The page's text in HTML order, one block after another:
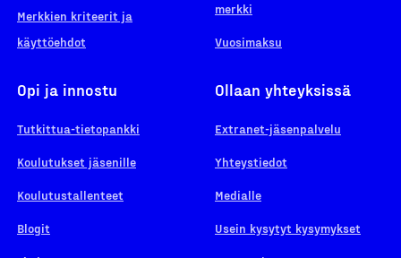
Merkkien kriteerit ja
käyttöehdot
merkki
Vuosimaksu
Opi ja innostu
Tutkittua-tietopankki
Koulutukset jäsenille
Koulutustallenteet
Blogit
Ollaan yhteyksissä
Extranet-jäsenpalvelu
Yhteystiedot
Medialle
Usein kysytyt kysymykset